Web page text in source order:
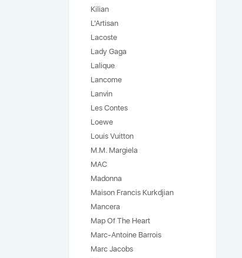
Kilian
L'Artisan
Lacoste
Lady Gaga
Lalique
Lancome
Lanvin
Les Contes
Loewe
Louis Vuitton
M.M. Margiela
MAC
Madonna
Maison Francis Kurkdjian
Mancera
Map Of The Heart
Marc-Antoine Barrois
Marс Jacobs